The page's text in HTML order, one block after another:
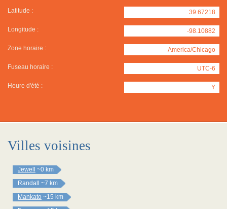
Latitude : 39.67218
Longitude : -98.10882
Zone horaire : America/Chicago
Fuseau horaire : UTC-6
Heure d'été : Y
Villes voisines
Jewell
~0 km
Randall
~7 km
Mankato ~15 km